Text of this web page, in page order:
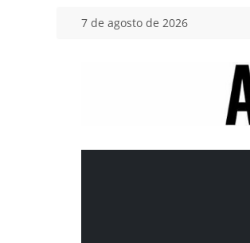
Saltar7 de agosto de 2026
Academia
del